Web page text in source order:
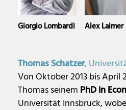
Giorgio Lombardi Alex Laimer
Thomas Schatzer,
Von Oktober 2013 bis April
Thomas seinem PhD in
Universität Innsbruck,